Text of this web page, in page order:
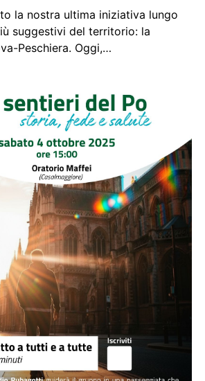
la nostra ultima iniziativa lungo
suggestivi del territorio: la
Peschiera. Oggi,…